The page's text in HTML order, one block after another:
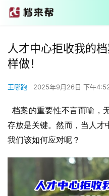
人才中心拒收我的
样做！
王哪跑 2025年9月26日 下午
存放是关键。然而，当人才
我们该如何应对呢？